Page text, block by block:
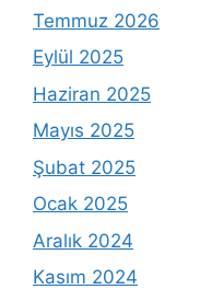
Temmuz 2026
Eylül 2025
Haziran 2025
Mayıs 2025
Şubat 2025
Ocak 2025
Aralık 2024
Kasım 2024